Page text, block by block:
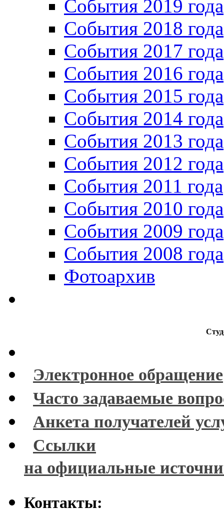
События 2019 года
События 2018 года
События 2017 года
События 2016 года
События 2015 года
События 2014 года
События 2013 года
События 2012 года
События 2011 года
События 2010 года
События 2009 года
События 2008 года
Фотоархив
Электронное обращение
Часто задаваемые
Анкета получателей
Ссылки
на официальные
Контакты: